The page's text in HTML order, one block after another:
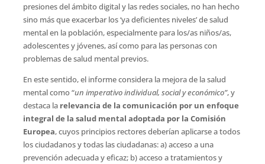
presiones del ámbito digital y las redes sociales, no han hecho
sino más que exacerbar los ‘ya deficientes niveles’ de salud
mental en la población, especialmente para los/as niños/as,
adolescentes y jóvenes, así como para las personas con
problemas de salud mental previos.
En este sentido, el informe considera la mejora de la salud
mental como “un imperativo individual, social y económico”, y
destaca la relevancia de la comunicación por un enfoque
integral de la salud mental adoptada por la Comisión
Europea, cuyos principios rectores deberían aplicarse a todos
los ciudadanos y todas las ciudadanas: a) acceso a una
prevención adecuada y eficaz; b) acceso a tratamientos y